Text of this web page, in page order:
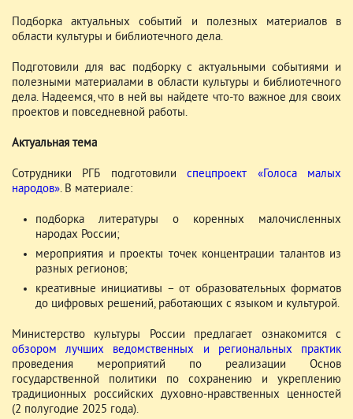
Подборка актуальных событий и полезных материалов в
области культуры и библиотечного дела.
Подготовили для вас подборку с актуальными событиями и
полезными материалами в области культуры и библиотечного
дела. Надеемся, что в ней вы найдете что-то важное для своих
проектов и повседневной работы.
Актуальная тема
Сотрудники РГБ подготовилиспецпроект «Голоса малых
народов». В материале:
подборка литературы о коренных малочисленных
народах России;
мероприятия и проекты точек концентрации талантов из
разных регионов;
креативные инициативы – от образовательных форматов
до цифровых решений, работающих с языком и культурой.
Министерство культуры России предлагает ознакомится с
обзором лучших ведомственных и региональных практик
проведения мероприятий по реализации Основ
государственной политики по сохранению и укреплению
традиционных российских духовно-нравственных ценностей
(2 полугодие 2025 года).